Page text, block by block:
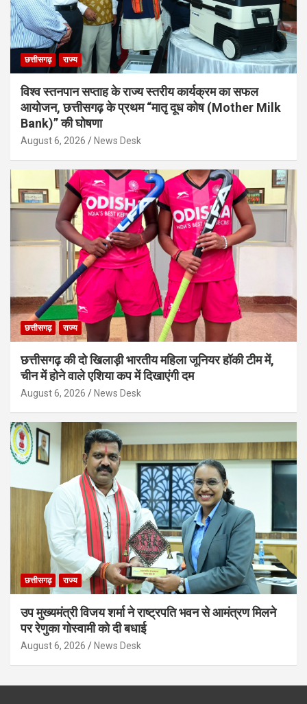
छत्तीसगढ़ राज्य
विश्व स्तनपान सप्ताह के राज्य स्तरीय कार्यक्रम का सफल
आयोजन, छत्तीसगढ़ के प्रथम “मातृ दूध कोष (Mother Milk
Bank)” की घोषणा
August 6, 2026 News Desk
छत्तीसगढ़ राज्य
छत्तीसगढ़ की दो खिलाड़ी भारतीय महिला जूनियर हॉकी टीम में,
चीन में होने वाले एशिया कप में दिखाएंगी दम
August 6, 2026 News Desk
छत्तीसगढ़ राज्य
उप मुख्यमंत्री विजय शर्मा ने राष्ट्रपति भवन से आमंत्रण मिलने
पर रेणुका गोस्वामी को दी बधाई
August 6, 2026 News Desk